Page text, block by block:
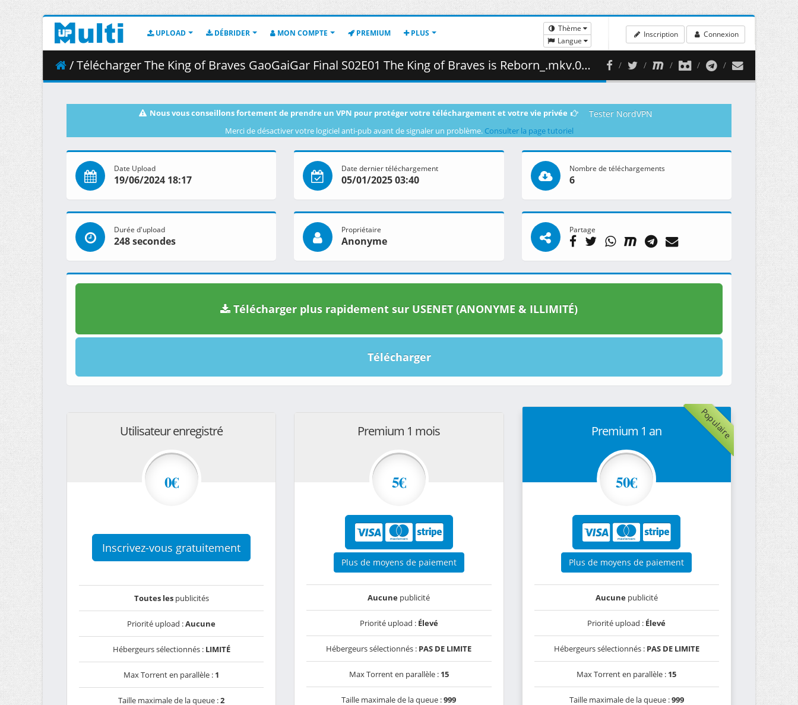
UPLOAD DÉBRIDER MON COMPTE PREMIUM PLUS
Thème
Langue
Inscription Connexion
/ Télécharger The King of Braves GaoGaiGar Final S02E01 The King of Braves is Reborn_.mkv.003 ( 458.53 MB )
Nous vous conseillons fortement de prendre un VPN pour protéger votre téléchargement et votre vie privée Tester NordVPN
Merci de désactiver votre logiciel anti-pub avant de signaler un problème. Consulter la page tutoriel
Date Upload
19/06/2024 18:17
Date dernier téléchargement
05/01/2025 03:40
Nombre de téléchargements
6
Durée d'upload
248 secondes
Propriétaire
Anonyme
Partage
Télécharger plus rapidement sur USENET (ANONYME & ILLIMITÉ)
Télécharger
Utilisateur enregistré
0€
Inscrivez-vous gratuitement
Toutes lespublicités
Priorité upload :Aucune
Hébergeurs sélectionnés : LIMITÉ
Max Torrent en parallèle : 1
Taille maximale de la queue :2
Premium 1 mois
5€
Plus de moyens de paiement
Aucune publicité
Priorité upload : Élevé
Hébergeurs sélectionnés : PAS DE LIMITE
Max Torrent en parallèle : 15
Taille maximale de la queue :999
Populaire
Premium 1 an
50€
Plus de moyens de paiement
Aucunepublicité
Priorité upload : Élevé
Hébergeurs sélectionnés : PAS DE LIMITE
Max Torrent en parallèle : 15
Taille maximale de la queue :999